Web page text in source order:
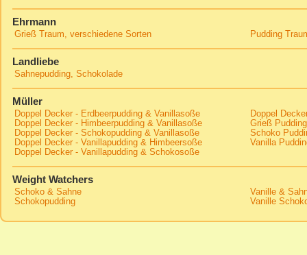
Ehrmann
Grieß Traum, verschiedene Sorten Pudding
Landliebe
Sahnepudding, Schokolade
Müller
Doppel Decker - Erdbeerpudding & Vanillasoße
Doppel Decker - Himbeerpudding & Vanillasoße
Doppel Decker - Schokopudding & Vanillasoße
Doppel Decker - Vanillapudding & Himbeersoße
Doppel Decker - Vanillapudding & Schokosoße
Doppel
Grieß
Schoko
Vanilla
Weight Watchers
Schoko & Sahne
Schokopudding
Vanille &
Vanille